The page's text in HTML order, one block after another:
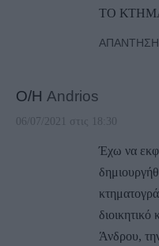
ΤΟ
ΑΠΆΝΤΗΣΗ
Ο/Η Andrios
06/07/2021 στις 18:30
Έχω να
Άνδρου,